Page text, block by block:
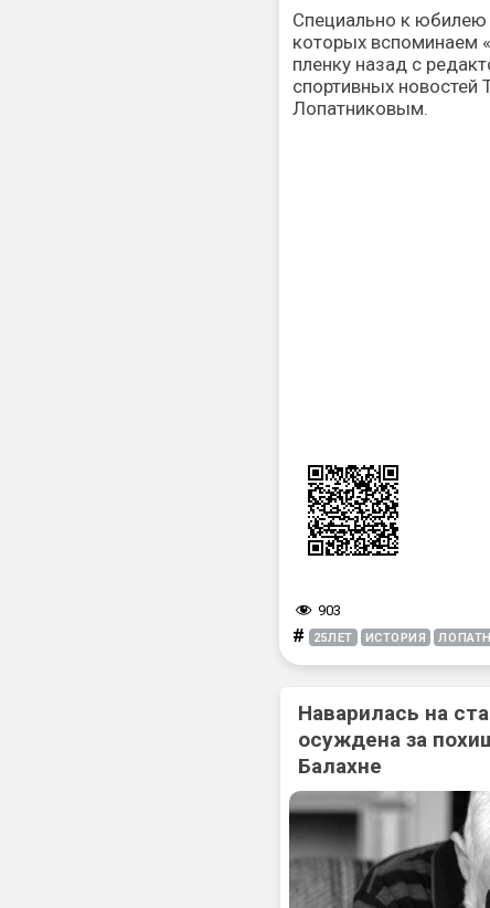
Специально к
которых вспоминаем
пленку назад с
спортивных
Лопатниковым.
903
# 25ЛЕТ ИСТОРИЯ
Наварилась на
осуждена за
Балахне